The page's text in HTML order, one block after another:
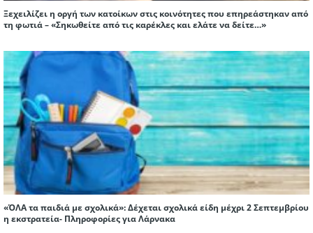
Ξεχειλίζει η οργή των κατοίκων στις κοινότητες που επηρεάστηκαν από
τη φωτιά – «Σηκωθείτε από τις καρέκλες και ελάτε να δείτε…»
«ΌΛΑ τα παιδιά με σχολικά»: Δέχεται σχολικά είδη μέχρι 2 Σεπτεμβρίου
η εκστρατεία- Πληροφορίες για Λάρνακα